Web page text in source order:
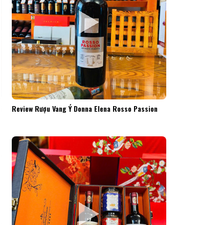
Review Rượu Vang Ý Donna Elena Rosso Passion